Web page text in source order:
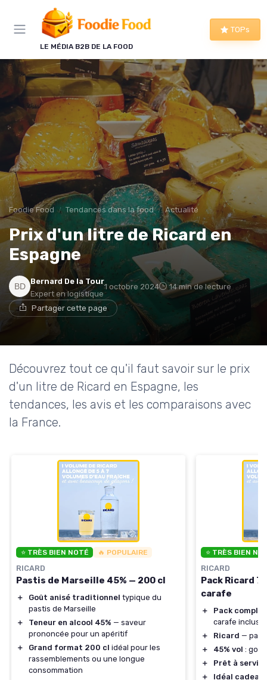
LE MÉDIA B2B DE LA FOOD
TOPs
Foodie Food Tendances dans la food Actualité
Prix d'un litre de Ricard en
Espagne
Bernard De la Tour
Expert en logistique
1 octobre 2024 14 min de lecture
Partager cette page
Découvrez tout ce qu'il faut savoir sur le prix
d'un litre de Ricard en Espagne, les
tendances, les avis et les comparaisons avec
la France.
⭐ TRÈS BIEN NOTÉ 🔥 POPULAIRE
RICARD
Pastis de Marseille 45% — 200 cl
＋ Goût anisé traditionnel typique du
pastis de Marseille
＋
Teneur en alcool 45% — saveur
prononcée pour un apéritif
＋
Grand format 200 cl idéal pour les
rassemblements ou une longue
consommation
⭐ TRÈS BIEN
RICARD
Pack Ricard
carafe
＋
Pack complet
carafe inclus
＋
Ricard —
＋
45% vol :
＋
Prêt à servir
＋
Idéal cadeau
Panneau de gestion des cookies